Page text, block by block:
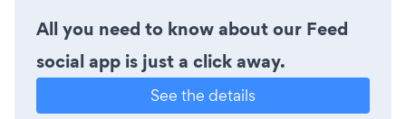
All you need to know about our Feed
social app is just a click away.
See the details